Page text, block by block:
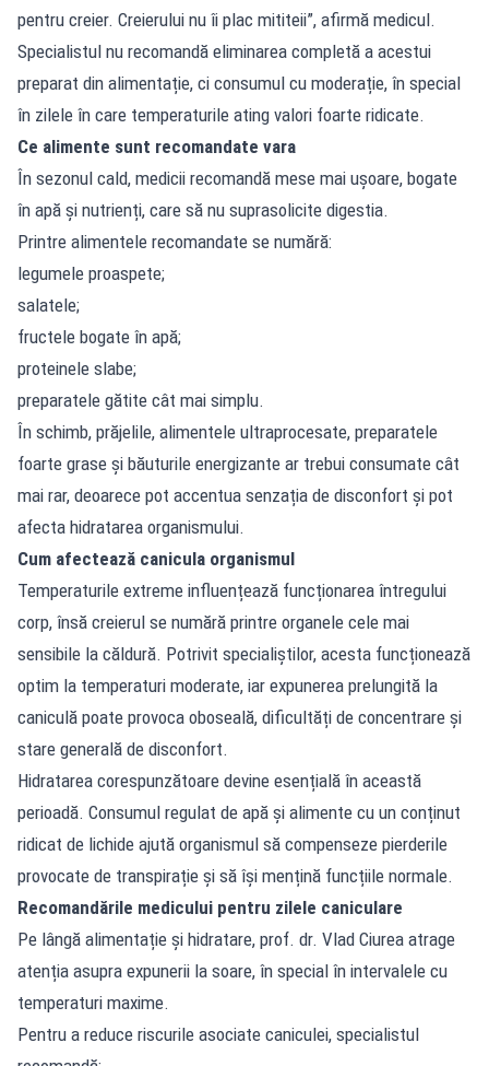
pentru creier. Creierului nu îi plac mititeii”, afirmă medicul.
Specialistul nu recomandă eliminarea completă a acestui
preparat din alimentație, ci consumul cu moderație, în special
în zilele în care temperaturile ating valori foarte ridicate.
Ce alimente sunt recomandate vara
În sezonul cald, medicii recomandă mese mai ușoare, bogate
în apă și nutrienți, care să nu suprasolicite digestia.
Printre alimentele recomandate se numără:
legumele proaspete;
salatele;
fructele bogate în apă;
proteinele slabe;
preparatele gătite cât mai simplu.
În schimb, prăjelile, alimentele ultraprocesate, preparatele
foarte grase și băuturile energizante ar trebui consumate cât
mai rar, deoarece pot accentua senzația de disconfort și pot
afecta hidratarea organismului.
Cum afectează canicula organismul
Temperaturile extreme influențează funcționarea întregului
corp, însă creierul se numără printre organele cele mai
sensibile la căldură. Potrivit specialiștilor, acesta funcționează
optim la temperaturi moderate, iar expunerea prelungită la
caniculă poate provoca oboseală, dificultăți de concentrare și
stare generală de disconfort.
Hidratarea corespunzătoare devine esențială în această
perioadă. Consumul regulat de apă și alimente cu un conținut
ridicat de lichide ajută organismul să compenseze pierderile
provocate de transpirație și să își mențină funcțiile normale.
Recomandările medicului pentru zilele caniculare
Pe lângă alimentație și hidratare, prof. dr. Vlad Ciurea atrage
atenția asupra expunerii la soare, în special în intervalele cu
temperaturi maxime.
Pentru a reduce riscurile asociate caniculei, specialistul